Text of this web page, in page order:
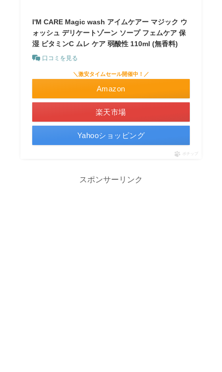
I'M CARE Magic wash アイムケアー マジック ウ
ォッシュ デリケートゾーン ソープ フェムケア 保
湿 ビタミンC ムレ ケア 弱酸性 110ml (無香料)
口コミを見る
＼激安タイムセール開催中！／
Amazon
楽天市場
Yahooショッピング
ポチップ
スポンサーリンク